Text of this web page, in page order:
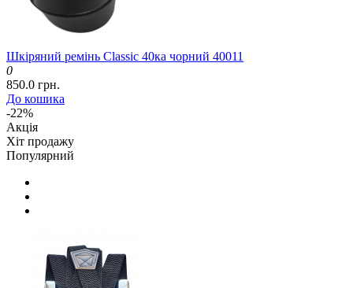
Шкіряний ремінь Classic 40ка чорний 40011
0
850.0 грн.
До кошика
-22%
Акція
Хіт продажу
Популярний